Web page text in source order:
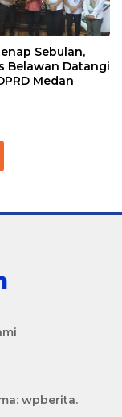
Sebulan,
Belawan Datangi
Medan
wpberita.